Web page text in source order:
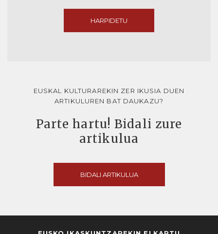
HARPIDETU
EUSKAL KULTURAREKIN ZER IKUSIA DUEN
ARTIKULUREN BAT DAUKAZU?
Parte hartu! Bidali zure
artikulua
BIDALI ARTIKULUA